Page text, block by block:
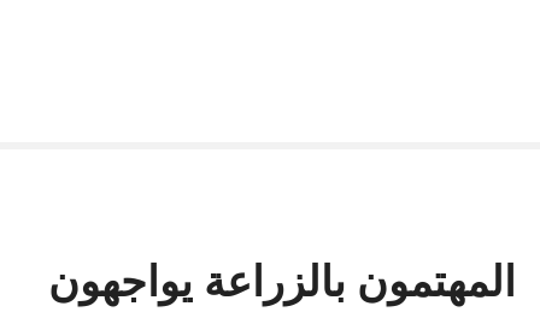
المهتمون بالزراعة يواجهون